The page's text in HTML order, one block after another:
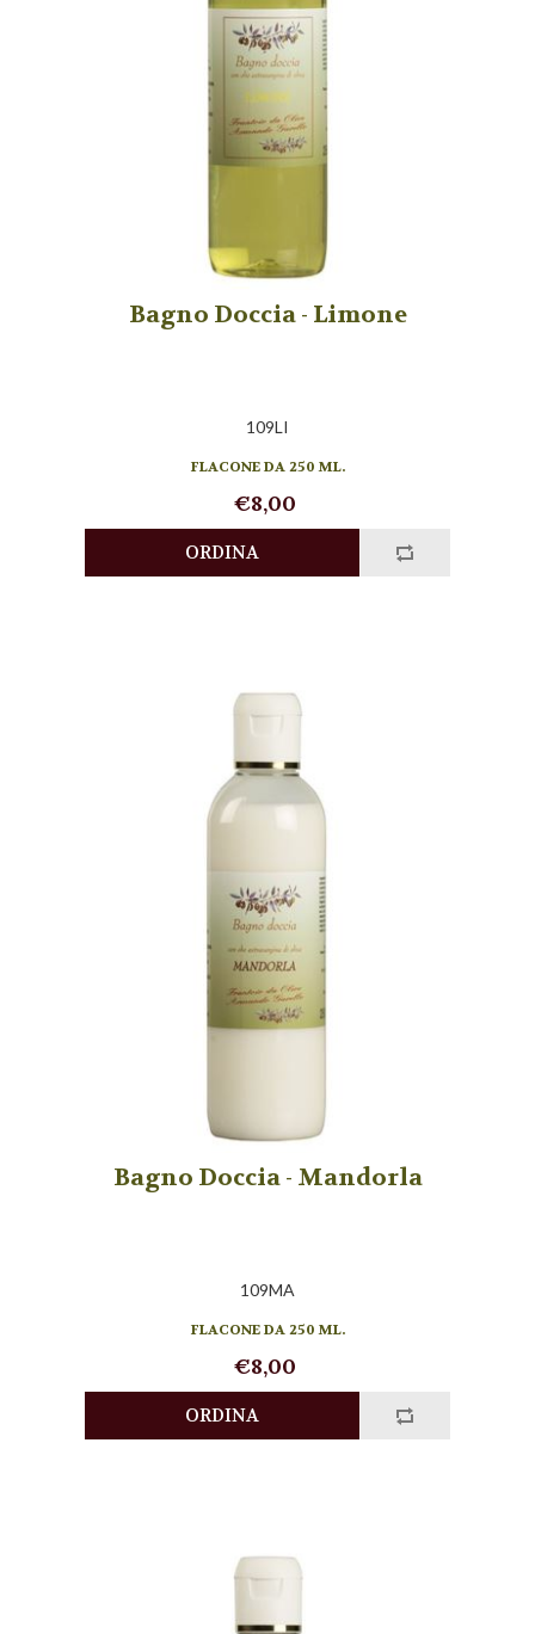
Bagno Doccia - Limone
109LI
FLACONE DA 250 ML.
€8,00
Bagno Doccia - Mandorla
109MA
FLACONE DA 250 ML.
€8,00